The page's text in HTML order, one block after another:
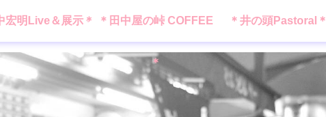
宏明Live＆展示＊ ＊田中屋の峠 COFFEE
＊
＊井の頭Pastoral＊